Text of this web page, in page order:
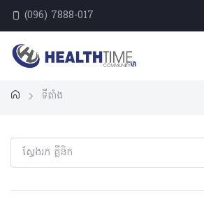
(096) 7888-017
ទីតាំង